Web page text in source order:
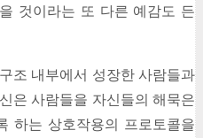
것이라는 또 다른 예감도 든
조 내부에서 성장한 사람들과
은 사람들을 자신들의 해묵은
하는 상호작용의 프로토콜을